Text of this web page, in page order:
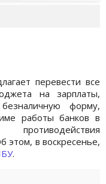
перевести все
на зарплаты,
форму,
работы банков в
этом, в воскресенье,
.